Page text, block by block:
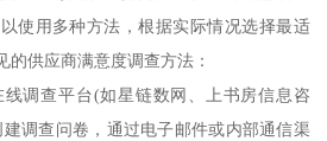
使用多种方法，根据实际情况选择最适
供应商满意度调查方法：
调查平台(如星链数网、上书房信息咨
调查问卷，通过电子邮件或内部通信渠